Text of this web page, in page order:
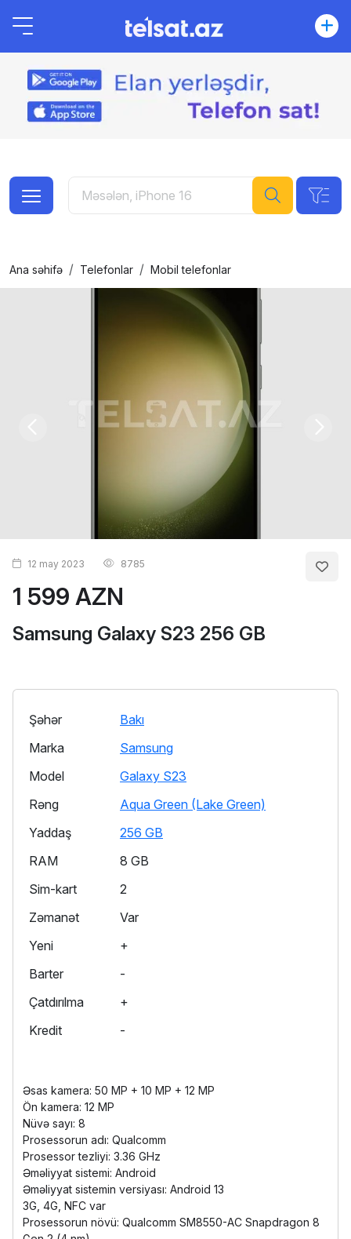
Ana səhifə Telefonlar Mobil telefonlar
1 599 AZN
Samsung Galaxy S23 256 GB
12 may 2023 8785
Şəhər
Bakı
Marka
Samsung
Model
Galaxy S23
Rəng
Aqua Green (Lake Green)
Yaddaş
256 GB
RAM
8 GB
Sim-kart
2
Zəmanət
Var
Yeni
+
Barter
-
Çatdırılma
+
Kredit
-
Əsas kamera: 50 MP + 10 MP + 12 MP
Ön kamera: 12 MP
Nüvə sayı: 8
Prosessorun adı: Qualcomm
Prosessor tezliyi: 3.36 GHz
Əməliyyat sistemi: Android
Əməliyyat sistemin versiyası: Android 13
3G, 4G, NFC var
Prosessorun növü: Qualcomm SM8550-AC Snapdragon 8